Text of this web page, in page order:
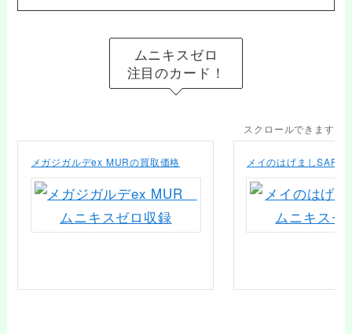
ムニキスゼロ
注目のカード！
スクロールできます
メガジガルデex MURの買取価格 メイのはげましSARの